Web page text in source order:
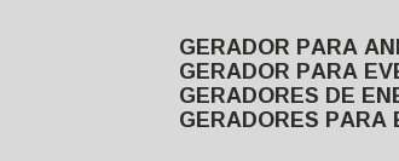
GERADOR PARA
GERADOR PARA
GERADORES DE
GERADORES